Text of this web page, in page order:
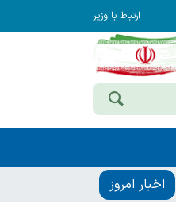
ارتباط با وزیر
اخبار امروز